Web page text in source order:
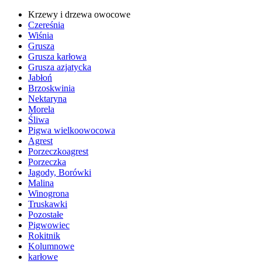
Krzewy i drzewa owocowe
Czereśnia
Wiśnia
Grusza
Grusza karłowa
Grusza azjatycka
Jabłoń
Brzoskwinia
Nektaryna
Morela
Śliwa
Pigwa wielkoowocowa
Agrest
Porzeczkoagrest
Porzeczka
Jagody, Borówki
Malina
Winogrona
Truskawki
Pozostałe
Pigwowiec
Rokitnik
Kolumnowe
karłowe